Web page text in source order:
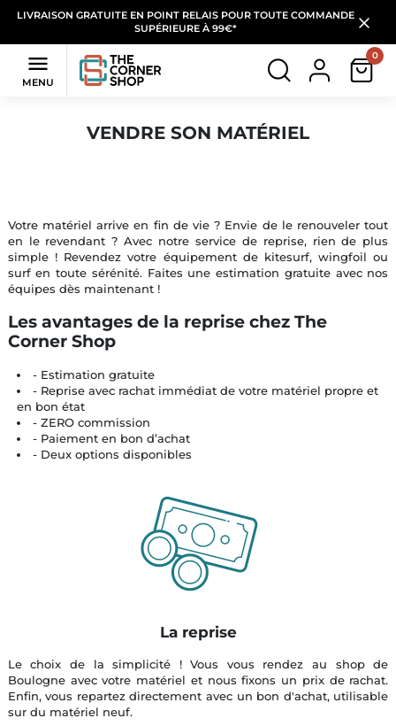
LIVRAISON GRATUITE EN POINT RELAIS POUR TOUTE COMMANDE
SUPÉRIEURE À 99€*

MENU
0
VENDRE SON MATÉRIEL
Votre matériel arrive en fin de vie ? Envie de le renouveler tout
en le revendant ? Avec notre service de reprise, rien de plus
simple ! Revendez votre équipement de kitesurf, wingfoil ou
surf en toute sérénité. Faites une estimation gratuite avec nos
équipes dès maintenant !
Les avantages de la reprise chez The
Corner Shop
- Estimation gratuite
- Reprise avec rachat immédiat de votre matériel propre et
en bon état
- ZERO commission
- Paiement en bon d’achat
- Deux options disponibles
La reprise
Le choix de la simplicité ! Vous vous rendez au shop de
Boulogne avec votre matériel et nous fixons un prix de rachat.
Enfin, vous repartez directement avec un bon d'achat, utilisable
sur du matériel neuf.